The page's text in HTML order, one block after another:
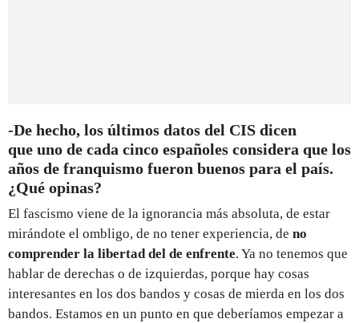
-De hecho, los últimos datos del CIS dicen
que uno de cada cinco españoles considera que los
años de franquismo fueron buenos para el país.
¿Qué opinas?
El fascismo viene de la ignorancia más absoluta, de estar
mirándote el ombligo, de no tener experiencia, de no
comprender la libertad del de enfrente. Ya no tenemos que
hablar de derechas o de izquierdas, porque hay cosas
interesantes en los dos bandos y cosas de mierda en los dos
bandos. Estamos en un punto en que deberíamos empezar a